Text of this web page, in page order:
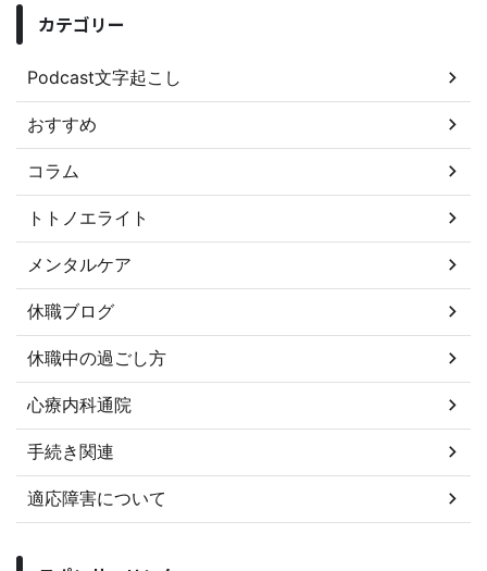
カテゴリー
Podcast文字起こし
おすすめ
コラム
トトノエライト
メンタルケア
休職ブログ
休職中の過ごし方
心療内科通院
手続き関連
適応障害について